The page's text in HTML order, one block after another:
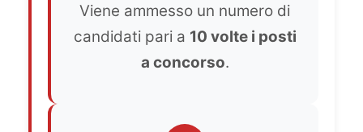
Viene ammesso un numero di
candidati pari a 10 volte i posti
a concorso.